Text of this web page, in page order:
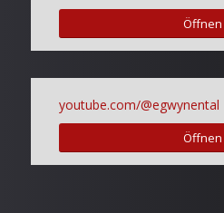
Öffnen
youtube.com/@egwynental
Öffnen